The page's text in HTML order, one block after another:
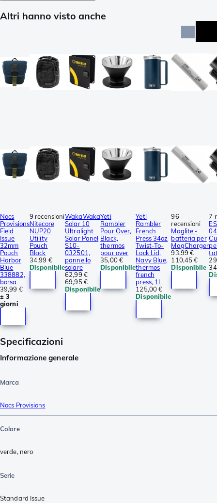
Altri hanno visto anche
Nocs
Provisions
Field
Issue
32mm
Pouch
Harbor
Blue
338882,
borsa
39,99 €
± 3
giorni
9 recensioni
Nitecore
NUP20
Utility
Pouch
Black
34,99 €
Disponibile
WakaWaka
Solar 10
Ultralight
Solar Panel
S10-
032501,
pannello
solare
62,99 €
69,95 €
Disponibile
Yeti
Rambler
Pour Over,
Black,
thermos
pour over
35,00 €
Disponibile
Yeti
Rambler
French
Press 34oz
Twist-To-
Lock Lid,
Navy Blue,
thermos
french
press, 1L
125,00 €
Disponibile
96
recensioni
Maglite -
batteria per
MagCharger
93,99 €
110,45 €
Disponibile
7
04
Specificazioni
Informazione generale
Marca
Nocs Provisions
Colore
verde, nero
Serie
Standard Issue